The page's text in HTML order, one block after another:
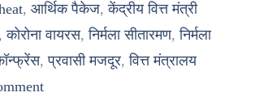
, आर्थिक पैकेज,केंद्रीय वित्त मंत्री
कोरोना वायरस,निर्मला सीतारमण,निर्मला
,प्रवासी मजदूर,वित्त मंत्रालय